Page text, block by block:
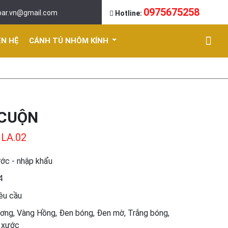
Hotline: 0975675258
HỆ CÁNH TỦ NHÔM KÍNH
- nhập khẩu
cầu
Vàng Hồng, Đen bóng, Đen mờ, Trắng bóng,
xước